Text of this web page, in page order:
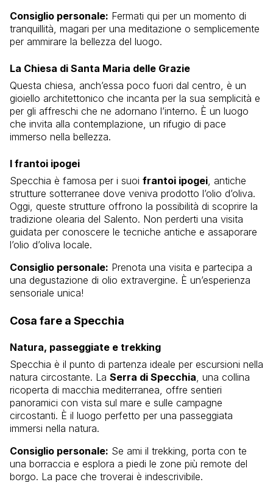
Consiglio personale: Fermati qui per un momento di
tranquillità, magari per una meditazione o semplicemente
per ammirare la bellezza del luogo.
La Chiesa di Santa Maria delle Grazie
Questa chiesa, anch’essa poco fuori dal centro, è un
gioiello architettonico che incanta per la sua semplicità e
per gli affreschi che ne adornano l’interno. È un luogo
che invita alla contemplazione, un rifugio di pace
immerso nella bellezza.
I frantoi ipogei
Specchia è famosa per i suoi frantoi ipogei , antiche
strutture sotterranee dove veniva prodotto l’olio d’oliva.
Oggi, queste strutture offrono la possibilità di scoprire la
tradizione olearia del Salento. Non perderti una visita
guidata per conoscere le tecniche antiche e assaporare
l’olio d’oliva locale.
Consiglio personale: Prenota una visita e partecipa a
una degustazione di olio extravergine. È un’esperienza
sensoriale unica!
Cosa fare a Specchia
Natura, passeggiate e trekking
Specchia è il punto di partenza ideale per escursioni nella
natura circostante. La Serra di Specchia , una collina
ricoperta di macchia mediterranea, offre sentieri
panoramici con vista sul mare e sulle campagne
circostanti. È il luogo perfetto per una passeggiata
immersi nella natura.
Consiglio personale: Se ami il trekking, porta con te
una borraccia e esplora a piedi le zone più remote del
borgo. La pace che troverai è indescrivibile.